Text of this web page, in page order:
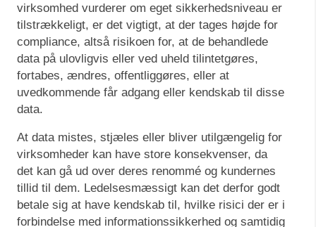
virksomhed vurderer om eget sikkerhedsniveau er
tilstrækkeligt, er det vigtigt, at der tages højde for
compliance, altså risikoen for, at de behandlede
data på ulovligvis eller ved uheld tilintetgøres,
fortabes, ændres, offentliggøres, eller at
uvedkommende får adgang eller kendskab til disse
data.
At data mistes, stjæles eller bliver utilgængelig for
virksomheder kan have store konsekvenser, da
det kan gå ud over deres renommé og kundernes
tillid til dem. Ledelsesmæssigt kan det derfor godt
betale sig at have kendskab til, hvilke risici der er i
forbindelse med informationssikkerhed og samtidig